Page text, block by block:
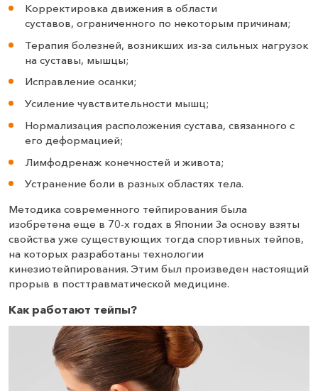
Корректировка движения в области
суставов, ограниченного по некоторым причинам;
Терапия болезней, возникших из-за сильных нагрузок
на суставы, мышцы;
Исправление осанки;
Усиление чувствительности мышц;
Нормализация расположения сустава, связанного с
его деформацией;
Лимфодренаж конечностей и живота;
Устранение боли в разных областях тела.
Методика современного тейпирования была
изобретена еще в 70-х годах в Японии За основу взяты
свойства уже существующих тогда спортивных тейпов,
на которых разработаны технологии
кинезиотейпирования. Этим был произведен настоящий
прорыв в посттравматической медицине.
Как работают тейпы?